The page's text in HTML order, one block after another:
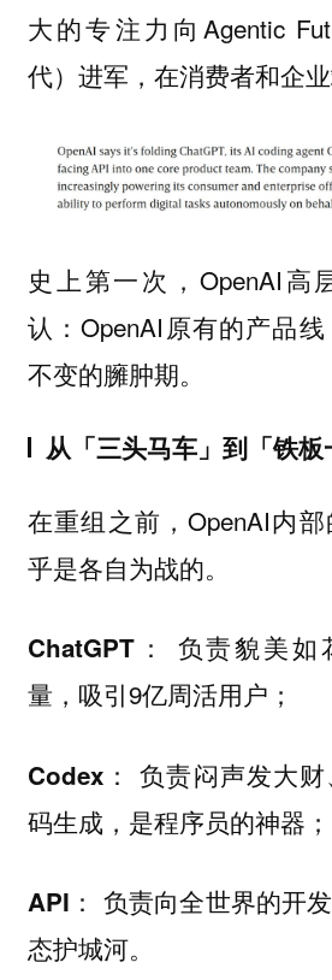
大的专注力向Agentic
代）进军，在消费者和企业
史上第一次，OpenAI高
认：OpenAI原有的产品
不变的臃肿期。
从「三头马车」到「铁板
在重组之前，OpenAI内
乎是各自为战的。
ChatGPT：
负责貌美如
量，吸引9亿周活用户；
Codex： 负责闷声发大
码生成，是程序员的神器；
API： 负责向全世界的开
态护城河。